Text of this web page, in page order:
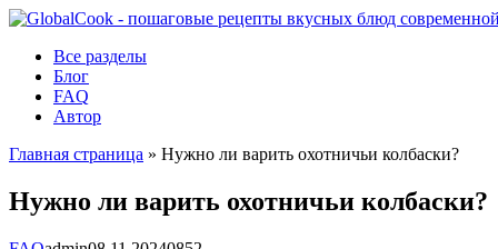
Перейти
контентуВсе разделы
Блог
FAQ
Автор
Главная страница » Нужно ли варить охотничьи колбаски?
Нужно ли варить охотничьи колбаски?